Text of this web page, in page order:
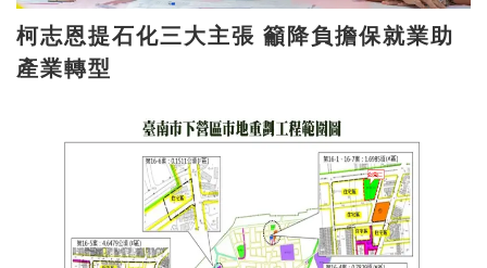
柯志恩提石化三大主張 籲降負擔保就業助
產業轉型